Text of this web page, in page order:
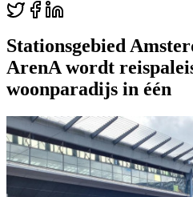
Stationsgebied
ArenA wordt
woonparadijs in één